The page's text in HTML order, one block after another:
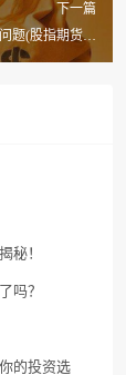
下一篇
题(股指期货具
体是什么意思啊?)
秘！
吗？
的投资选